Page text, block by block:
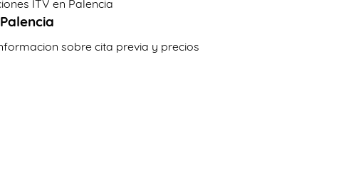
ITV en Palencia
sobre cita previa y precios